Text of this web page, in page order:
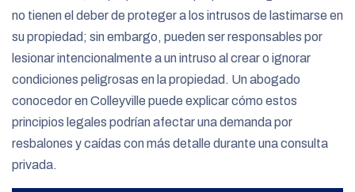
no tienen el deber de proteger a los intrusos de lastimarse en
su propiedad; sin embargo, pueden ser responsables por
lesionar intencionalmente a un intruso al crear o ignorar
condiciones peligrosas en la propiedad. Un abogado
conocedor en Colleyville puede explicar cómo estos
principios legales podrían afectar una demanda por
resbalones y caídas con más detalle durante una consulta
privada.